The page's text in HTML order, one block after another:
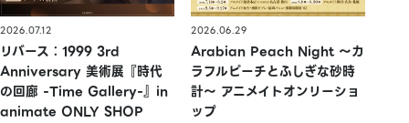
2026.07.12
リバース：1999 3rd
Anniversary 美術展『時代
の回廊 -Time Gallery-』in
animate ONLY SHOP
2026.06.29
Arabian Peach Night 〜カ
ラフルピーチとふしぎな砂時
計〜 アニメイトオンリーショ
ップ